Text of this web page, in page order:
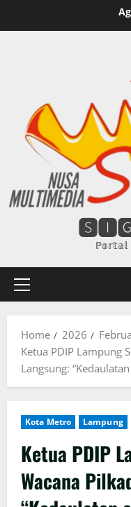
Primary
Home 2026
Ketua PDIP Lampung
Langsung:
Kota Metro Lampung
Ketua PDIP
Wacana